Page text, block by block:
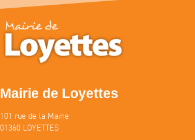
Mairie de Loyettes
101 rue de la Mairie
01360 LOYETTES